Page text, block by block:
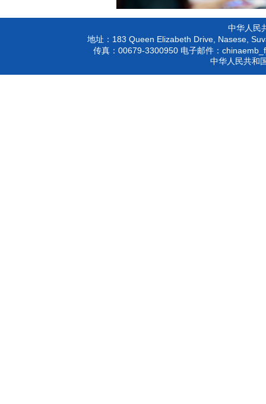
中华人民
地址： 183 Queen Elizabeth Drive, Nasese,
传真： 00679-3300950电子邮件：
中华人民共和